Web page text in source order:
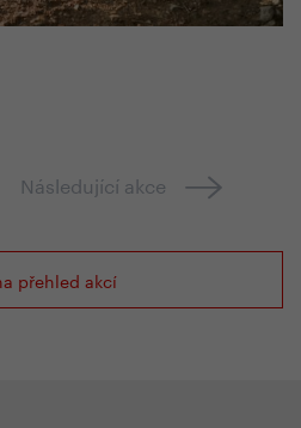
Následující akce
přehled akcí